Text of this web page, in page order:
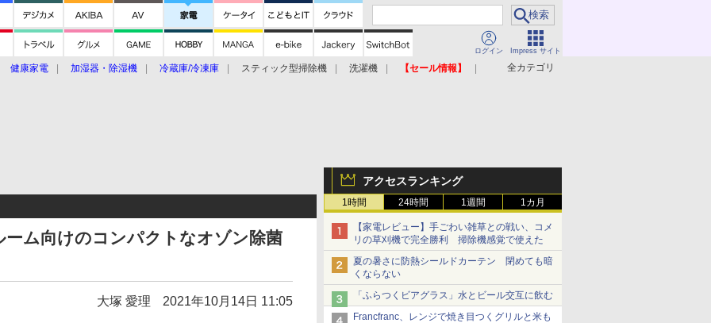
ログイン Impress サイト
全カテゴリ
健康家電 加湿器・除湿機 冷蔵庫/冷凍庫 スティック型掃除機 洗濯機
【セール情報】
アクセスランキング
1時間 24時間 1週間 1カ月
【家電レビュー】手ごわい雑草との戦い、コメ
リの草刈機で完全勝利 掃除機感覚で使えた
夏の暑さに防熱シールドカーテン 閉めても暗
くならない
「ふらつくビアグラス」水とビール交互に飲む
Francfranc、レンジで焼き目つくグリルと米も
ム向けのコンパクトなオゾン除菌
大塚 愛理 2021年10月14日 11:05